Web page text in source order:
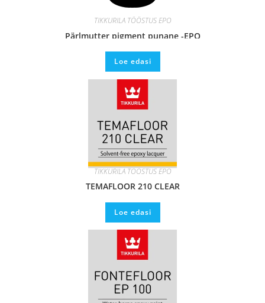
TIKKURILA TÖÖSTUS EPO
Pärlmutter pigment punane -EPO
Loe edasi
TIKKURILA TÖÖSTUS EPO
TEMAFLOOR 210 CLEAR
Loe edasi